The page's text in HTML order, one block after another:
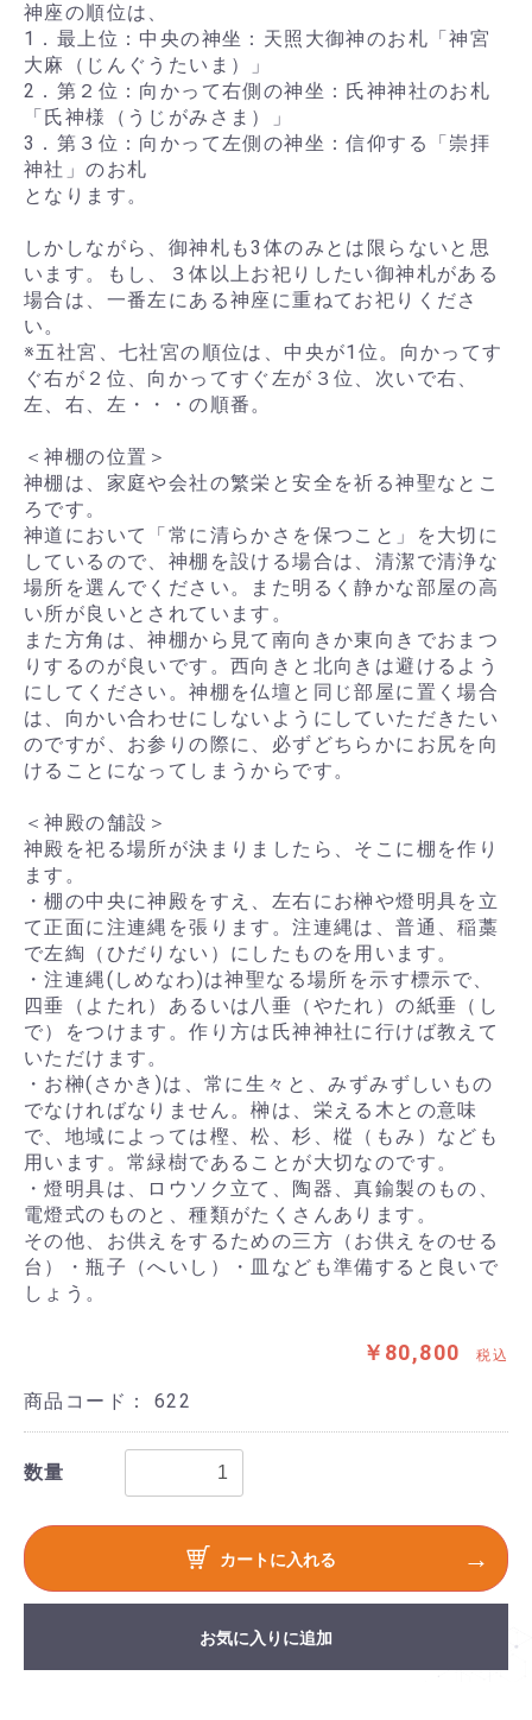
神座の順位は、
1．最上位：中央の神坐：天照大御神のお札「神宮
大麻（じんぐうたいま）」
2．第２位：向かって右側の神坐：氏神神社のお札
「氏神様（うじがみさま）」
3．第３位：向かって左側の神坐：信仰する「崇拝
神社」のお札
となります。
しかしながら、御神札も3体のみとは限らないと思
います。もし、３体以上お祀りしたい御神札がある
場合は、一番左にある神座に重ねてお祀りくださ
い。
※五社宮、七社宮の順位は、中央が1位。向かってす
ぐ右が２位、向かってすぐ左が３位、次いで右、
左、右、左・・・の順番。
＜神棚の位置＞
神棚は、家庭や会社の繁栄と安全を祈る神聖なとこ
ろです。
神道において「常に清らかさを保つこと」を大切に
しているので、神棚を設ける場合は、清潔で清浄な
場所を選んでください。また明るく静かな部屋の高
い所が良いとされています。
また方角は、神棚から見て南向きか東向きでおまつ
りするのが良いです。西向きと北向きは避けるよう
にしてください。神棚を仏壇と同じ部屋に置く場合
は、向かい合わせにしないようにしていただきたい
のですが、お参りの際に、必ずどちらかにお尻を向
けることになってしまうからです。
＜神殿の舗設＞
神殿を祀る場所が決まりましたら、そこに棚を作り
ます。
・棚の中央に神殿をすえ、左右にお榊や燈明具を立
て正面に注連縄を張ります。注連縄は、普通、稲藁
で左綯（ひだりない）にしたものを用います。
・注連縄(しめなわ)は神聖なる場所を示す標示で、
四垂（よたれ）あるいは八垂（やたれ）の紙垂（し
で）をつけます。作り方は氏神神社に行けば教えて
いただけます。
・お榊(さかき)は、常に生々と、みずみずしいもの
でなければなりません。榊は、栄える木との意味
で、地域によっては樫、松、杉、樅（もみ）なども
用います。常緑樹であることが大切なのです。
・燈明具は、ロウソク立て、陶器、真鍮製のもの、
電燈式のものと、種類がたくさんあります。
その他、お供えをするための三方（お供えをのせる
台）・瓶子（へいし）・皿なども準備すると良いで
しょう。
￥80,800 税込
商品コード： 622
数量
カートに入れる
お気に入りに追加